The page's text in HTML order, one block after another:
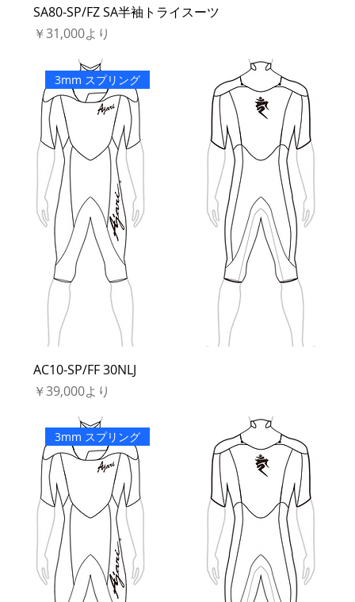
SA80-SP/FZ SA半袖トライスーツ
￥31,000より
セール価格
3mm スプリング
AC10-SP/FF 30NLJ
￥39,000より
セール価格
3mm スプリング